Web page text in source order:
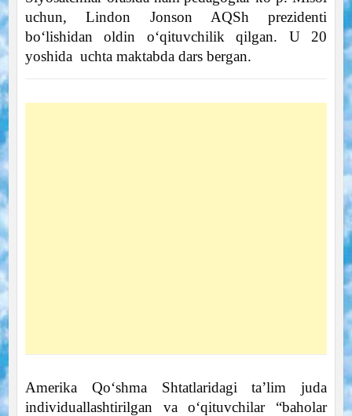
uchun, Lindon Jonson AQSh prezidenti
bo‘lishidan oldin o‘qituvchilik qilgan. U 20
yoshida uchta maktabda dars bergan.
Amerika Qo‘shma Shtatlaridagi ta’lim juda
individuallashtirilgan va o‘qituvchilar “baholar